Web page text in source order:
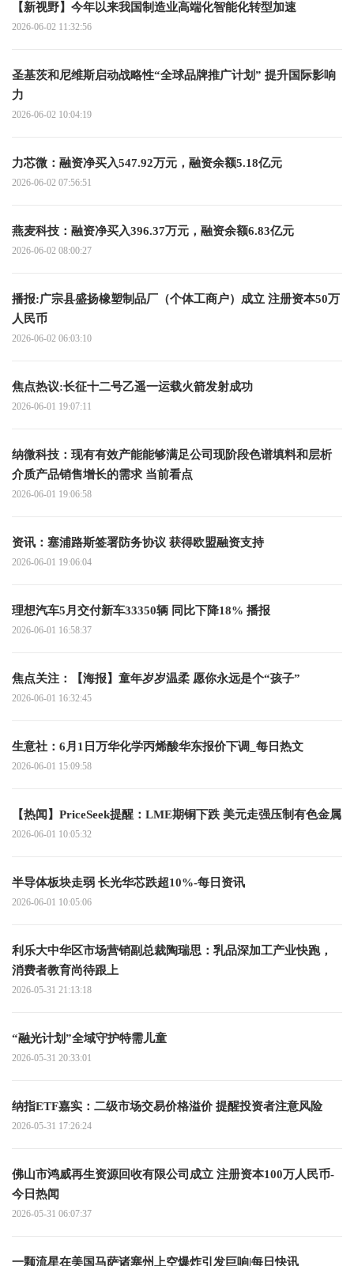
【新视野】今年以来我国制造业高端化智能化转型加速
2026-06-02 11:32:56
圣基茨和尼维斯启动战略性“全球品牌推广计划” 提升国际影响
力
2026-06-02 10:04:19
力芯微：融资净买入547.92万元，融资余额5.18亿元
2026-06-02 07:56:51
燕麦科技：融资净买入396.37万元，融资余额6.83亿元
2026-06-02 08:00:27
播报:广宗县盛扬橡塑制品厂（个体工商户）成立 注册资本50万
人民币
2026-06-02 06:03:10
焦点热议:长征十二号乙遥一运载火箭发射成功
2026-06-01 19:07:11
纳微科技：现有有效产能能够满足公司现阶段色谱填料和层析
介质产品销售增长的需求 当前看点
2026-06-01 19:06:58
资讯：塞浦路斯签署防务协议 获得欧盟融资支持
2026-06-01 19:06:04
理想汽车5月交付新车33350辆 同比下降18% 播报
2026-06-01 16:58:37
焦点关注：【海报】童年岁岁温柔 愿你永远是个“孩子”
2026-06-01 16:32:45
生意社：6月1日万华化学丙烯酸华东报价下调_每日热文
2026-06-01 15:09:58
【热闻】PriceSeek提醒：LME期铜下跌 美元走强压制有色金属
2026-06-01 10:05:32
半导体板块走弱 长光华芯跌超10%-每日资讯
2026-06-01 10:05:06
利乐大中华区市场营销副总裁陶瑞思：乳品深加工产业快跑，
消费者教育尚待跟上
2026-05-31 21:13:18
“融光计划”全域守护特需儿童
2026-05-31 20:33:01
纳指ETF嘉实：二级市场交易价格溢价 提醒投资者注意风险
2026-05-31 17:26:24
佛山市鸿威再生资源回收有限公司成立 注册资本100万人民币-
今日热闻
2026-05-31 06:07:37
一颗流星在美国马萨诸塞州上空爆炸引发巨响|每日快讯